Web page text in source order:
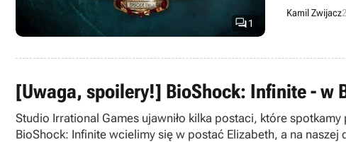
1
nastąpi
Kamil Zwijacz
[Uwaga, spoilery!] BioShock: Infinite - w
Studio Irrational Games ujawniło kilka postaci, które
BioShock: Infinite wcielimy się w postać Elizabeth, a na